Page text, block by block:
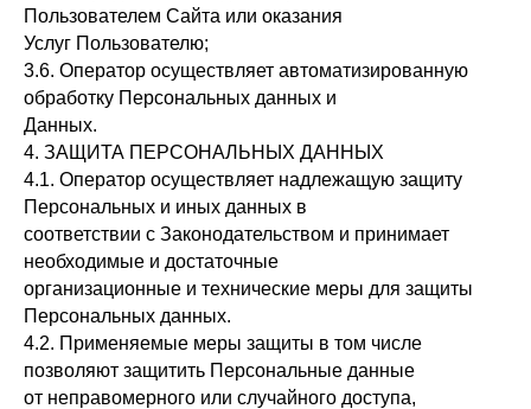
Пользователем Сайта или оказания
Услуг Пользователю;
3.6. Оператор осуществляет автоматизированную
обработку Персональных данных и
Данных.
4. ЗАЩИТА ПЕРСОНАЛЬНЫХ ДАННЫХ
4.1. Оператор осуществляет надлежащую защиту
Персональных и иных данных в
соответствии с Законодательством и принимает
необходимые и достаточные
организационные и технические меры для защиты
Персональных данных.
4.2. Применяемые меры защиты в том числе
позволяют защитить Персональные данные
от неправомерного или случайного доступа,